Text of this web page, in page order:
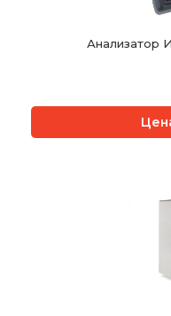
Анализатор